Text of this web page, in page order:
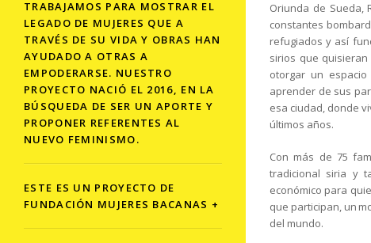
TRABAJAMOS PARA MOSTRAR EL
LEGADO DE MUJERES QUE A
TRAVÉS DE SU VIDA Y OBRAS HAN
AYUDADO A OTRAS A
EMPODERARSE. NUESTRO
PROYECTO NACIÓ EL 2016, EN LA
BÚSQUEDA DE SER UN APORTE Y
PROPONER REFERENTES AL
NUEVO FEMINISMO.
ESTE ES UN PROYECTO DE
FUNDACIÓN MUJERES BACANAS +
Oriunda de Sueda,
constantes
refugiados y así
sirios que
otorgar un
aprender de sus
esa ciudad, donde
últimos años.
Con más de 75
tradicional siria y
económico para
que participan, un
del mundo.